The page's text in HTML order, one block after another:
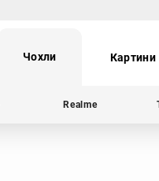
Чохли Картини
Realme